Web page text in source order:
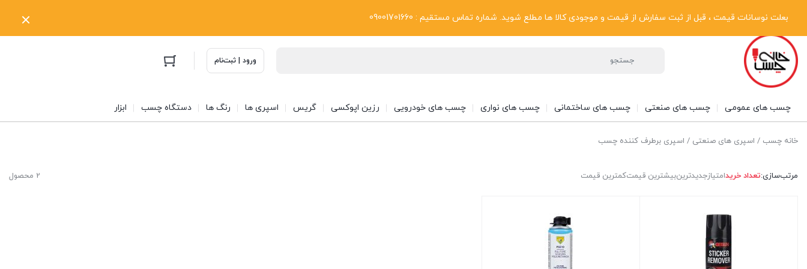
بعلت نوسانات قیمت ، قبل از ثبت سفارش از قیمت و موجودی کالا ها مطلع شوید. شماره تماس مستقیم : 09001701660
پیگیری سفارشات دریافت فاکتور رسمی تماس با ما درباره ما بلاگ
ورود | ثبت‌نام
چسب های عمومی چسب های صنعتی چسب های ساختمانی چسب های نواری چسب های خودرویی رزین اپوکسی گریس اسپری ها رنگ ها دستگاه چسب ابزار
خانه چسب / اسپری های صنعتی / اسپری برطرف کننده چسب
2 محصول مرتب‌سازی:تعداد خریدامتیازجدیدترینبیشترین قیمتکمترین قیمت